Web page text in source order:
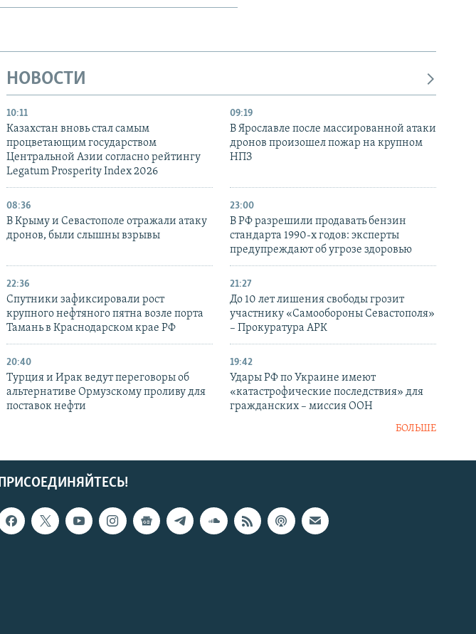
НОВОСТИ
10:11
Казахстан вновь стал самым
процветающим государством
Центральной Азии согласно рейтингу
Legatum Prosperity Index 2026
09:19
В Ярославле после массированной атаки
дронов произошел пожар на крупном
НПЗ
08:36
В Крыму и Севастополе отражали атаку
дронов, были слышны взрывы
23:00
В РФ разрешили продавать бензин
стандарта 1990-х годов: эксперты
предупреждают об угрозе здоровью
22:36
Спутники зафиксировали рост
крупного нефтяного пятна возле порта
Тамань в Краснодарском крае РФ
21:27
До 10 лет лишения свободы грозит
участнику «Самообороны Севастополя»
– Прокуратура АРК
20:40
Турция и Ирак ведут переговоры об
альтернативе Ормузскому проливу для
поставок нефти
19:42
Удары РФ по Украине имеют
«катастрофические последствия» для
гражданских – миссия ООН
БОЛЬШЕ
ПРИСОЕДИНЯЙТЕСЬ!